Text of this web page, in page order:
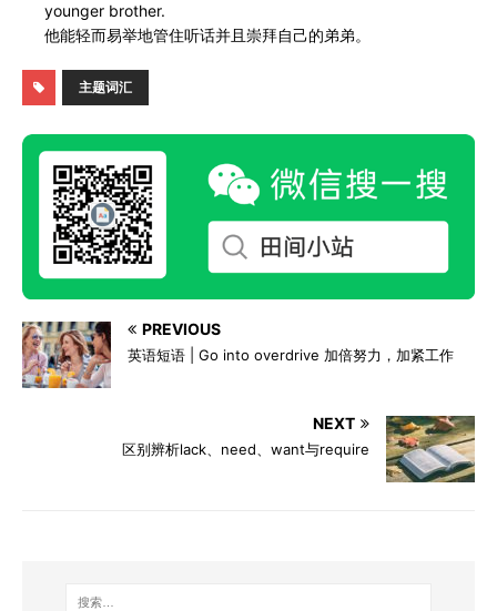
younger brother.
他能轻而易举地管住听话并且崇拜自己的弟弟。
主题词汇
PREVIOUS
英语短语 | Go into overdrive 加倍努力，加紧工作
NEXT
区别辨析lack、need、want与require